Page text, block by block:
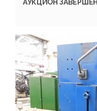
АУКЦИОН ЗАВЕРШЕН